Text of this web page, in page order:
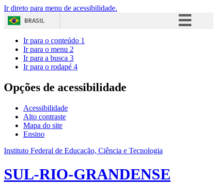
Ir direto para menu de acessibilidade.
BRASIL
Acesso à informação
Ir para o conteúdo 1
Ir para o menu 2
Ir para a busca 3
Ir para o rodapé 4
Opções de acessibilidade
Acessibilidade
Alto contraste
Mapa do site
Ensino
Instituto Federal de Educação, Ciência e Tecnologia
SUL-RIO-GRANDENSE